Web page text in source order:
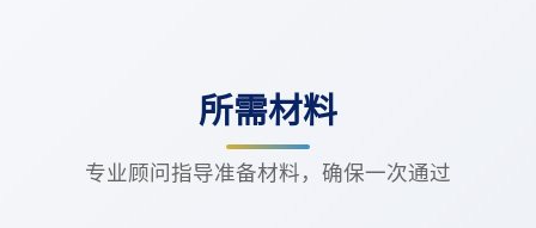
所需材料
专业顾问指导准备材料，确保一次通过